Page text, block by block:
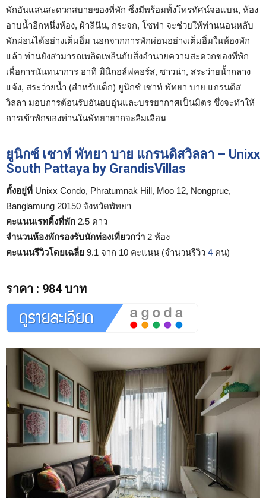
พักอันแสนสะดวกสบายของที่พัก ซึ่งมีพร้อมทั้งโทรทัศน์จอแบน, ห้อง
อาบน้ำอีกหนึ่งห้อง, ผ้าลินิน, กระจก, โซฟา จะช่วยให้ท่านนอนหลับ
พักผ่อนได้อย่างเต็มอิ่ม นอกจากการพักผ่อนอย่างเต็มอิ่มในห้องพัก
แล้ว ท่านยังสามารถเพลิดเพลินกับสิ่งอำนวยความสะดวกของที่พัก
เพื่อการนันทนาการ อาทิ มินิกอล์ฟคอร์ส, ซาวน่า, สระว่ายน้ำกลาง
แจ้ง, สระว่ายน้ำ (สำหรับเด็ก) ยูนิกซ์ เซาท์ พัทยา บาย แกรนดิส
วิลลา มอบการต้อนรับอันอบอุ่นและบรรยากาศเป็นมิตร ซึ่งจะทำให้
การเข้าพักของท่านในพัทยายากจะลืมเลือน
ยูนิกซ์ เซาท์ พัทยา บาย แกรนดิสวิลลา – Unixx
South Pattaya by GrandisVillas
ตั้งอยู่ที่ Unixx Condo, Phratumnak Hill, Moo 12, Nongprue,
Banglamung 20150 จังหวัดพัทยา
คะแนนเรทติ้งที่พัก 2.5 ดาว
จำนวนห้องพักรองรับนักท่องเที่ยวกว่า 2 ห้อง
คะแนนรีวิวโดยเฉลี่ย 9.1 จาก 10 คะแนน (จำนวนรีวิว 4 คน)
ราคา : 984 บาท